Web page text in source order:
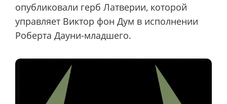
опубликовали герб Латверии, которой
управляет Виктор фон Дум в исполнении
Роберта Дауни-младшего.